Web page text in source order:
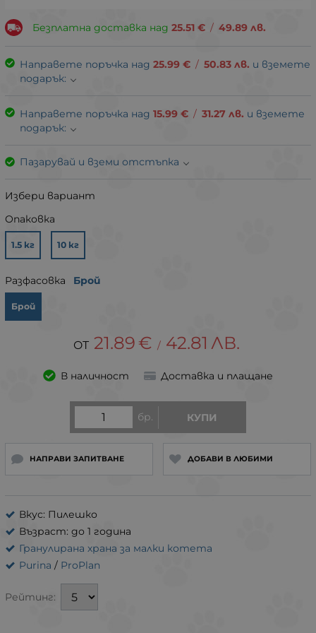
Безплатна доставка над 25.51 € / 49.89 лв.
Направете поръчка над 25.99 € / 50.83 лв. и вземете
подарък:
Направете поръчка над 15.99 € / 31.27 лв. и вземете
подарък:
Пазарувай и вземи отстъпка
Избери вариант
Опаковка
1.5 кг 10 кг
Разфасовка Брой
Брой
21.89 € / 42.81 ЛВ.
В наличност Доставка и плащане
бр. КУПИ
НАПРАВИ ЗАПИТВАНЕ ДОБАВИ В ЛЮБИМИ
Вкус: Пилешко
Възраст: до 1 година
Гранулирана храна за малки котета
Purina / ProPlan
Рейтинг: